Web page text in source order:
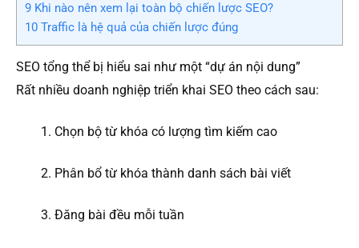
9 Khi nào nên xem lại toàn bộ chiến lược SEO?
10 Traffic là hệ quả của chiến lược đúng
SEO tổng thể bị hiểu sai như một “dự án nội dung”
Rất nhiều doanh nghiệp triển khai SEO theo cách sau:
Chọn bộ từ khóa có lượng tìm kiếm cao
Phân bổ từ khóa thành danh sách bài viết
Đăng bài đều mỗi tuần